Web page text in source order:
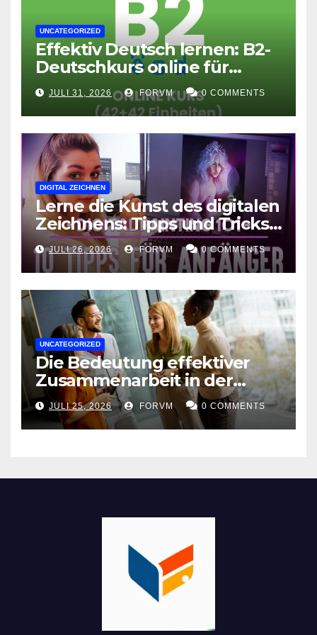
UNCATEGORIZED
Effektiv Deutsch lernen: B2-
Deutschkurs online für
Fortgeschrittene
JULI 31, 2026 FORVM 0 COMMENTS
DIGITAL ZEICHNEN
Lerne die Kunst des digitalen
Zeichnens: Tipps und Tricks
für kreative Ausdruckskunst
JULI 26, 2026 FORVM 0 COMMENTS
UNCATEGORIZED
Die Bedeutung effektiver
Zusammenarbeit in der
Arbeitswelt
JULI 25, 2026 FORVM 0 COMMENTS